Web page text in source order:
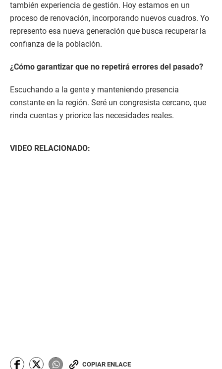
también experiencia de gestión. Hoy estamos en un
proceso de renovación, incorporando nuevos cuadros. Yo
represento esa nueva generación que busca recuperar la
confianza de la población.
¿Cómo garantizar que no repetirá errores del pasado?
Escuchando a la gente y manteniendo presencia
constante en la región. Seré un congresista cercano, que
rinda cuentas y priorice las necesidades reales.
VIDEO RELACIONADO:
COPIAR ENLACE